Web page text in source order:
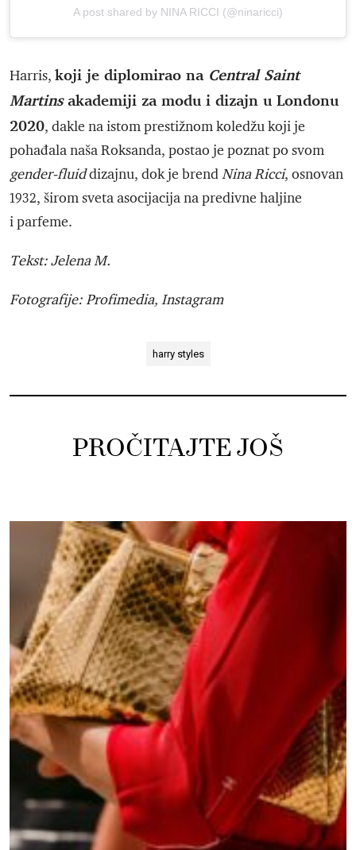
A post shared by NINA RICCI (@ninaricci)
Harris, koji je diplomirao na Central Saint
Martinsakademiji za modu i dizajn u Londonu
2020, dakle na istom prestižnom koledžu koji je
pohađala naša Roksanda, postao je poznat po svom
gender-fluiddizajnu, dok je brendNina Ricci, osnovan
1932, širom sveta asocijacija na predivne haljine
i parfeme.
Tekst: Jelena M.
Fotografije: Profimedia, Instagram
harry styles
PROČITAJTE JOŠ